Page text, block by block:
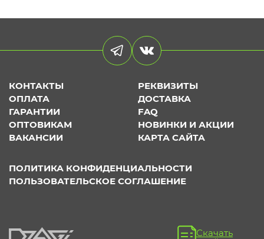
КОНТАКТЫ
РЕКВИЗИТЫ
ОПЛАТА
ДОСТАВКА
ГАРАНТИИ
FAQ
ОПТОВИКАМ
НОВИНКИ И АКЦИИ
ВАКАНСИИ
КАРТА САЙТА
ПОЛИТИКА КОНФИДЕНЦИАЛЬНОСТИ
ПОЛЬЗОВАТЕЛЬСКОЕ СОГЛАШЕНИЕ
Скачать